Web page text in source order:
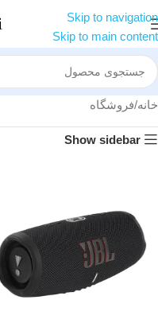
Skip to navigation
Skip to main content
خانه فروشگاه
Show sidebar